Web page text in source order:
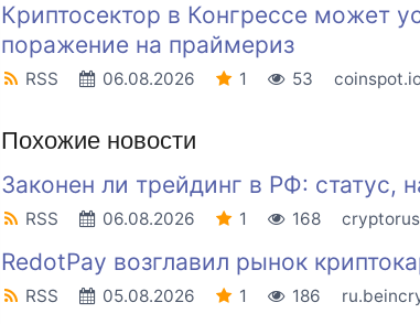
Криптосектор в Конгрессе может
поражение на праймериз
RSS 06.08.2026 1 53
Похожие новости
Законен ли трейдинг в РФ: статус,
RSS 06.08.2026 1 168
RedotPay возглавил рынок
RSS 05.08.2026 1 186